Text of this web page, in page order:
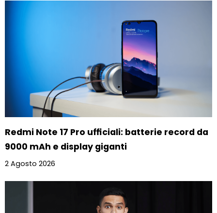
Redmi Note 17 Pro ufficiali: batterie record da
9000 mAh e display giganti
2 Agosto 2026